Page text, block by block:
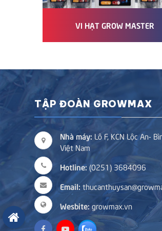
VI HẠT GROW MASTER
TẬP ĐOÀN GROWMAX
Nhà máy: Lô F, KCN Lộc An-
Việt Nam
Hotline: (0251) 3684096
Email:
Wesbite: growmax.vn